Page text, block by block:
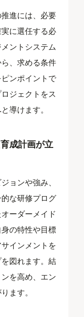
進には、必要
に選任する必
ントシステム
、求める条件
ンポイントで
ジェクトをス
導けます。
成計画が立
ョンや強み、
な研修プログ
ーダーメイド
の特性や目標
インメントを
図れます。結
を高め、エン
ます。